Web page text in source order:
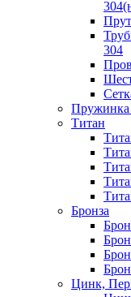
304
Пружинка
Титан
Бронза
Цинк,